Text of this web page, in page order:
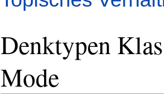
Denktypen
Mode